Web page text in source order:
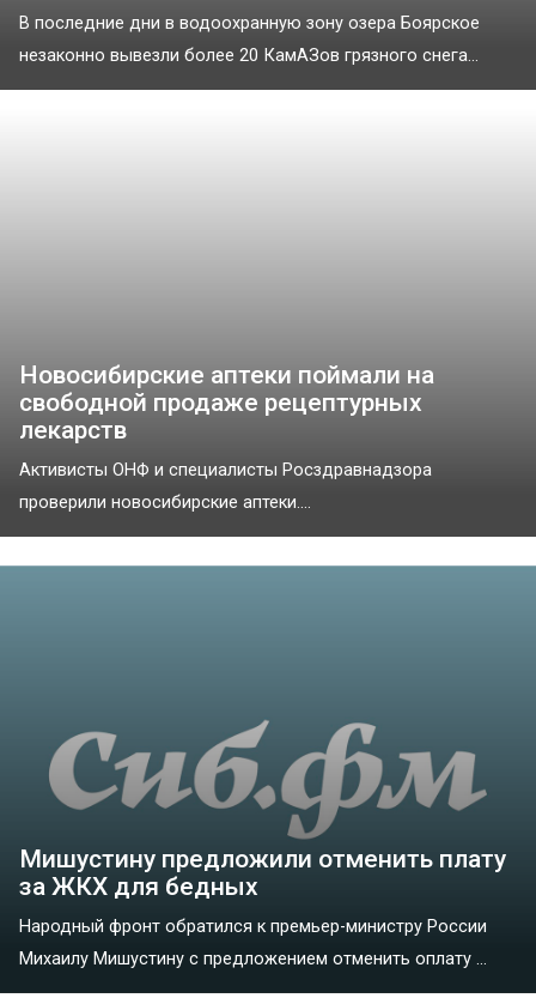
В последние дни в водоохранную зону озера Боярское
незаконно вывезли более 20 КамАЗов грязного снега...
Новосибирские аптеки поймали на
свободной продаже рецептурных
лекарств
Активисты ОНФ и специалисты Росздравнадзора
проверили новосибирские аптеки....
Мишустину предложили отменить плату
за ЖКХ для бедных
Народный фронт обратился к премьер-министру России
Михаилу Мишустину с предложением отменить оплату ...